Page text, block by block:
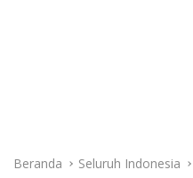
Beranda Seluruh Indonesia